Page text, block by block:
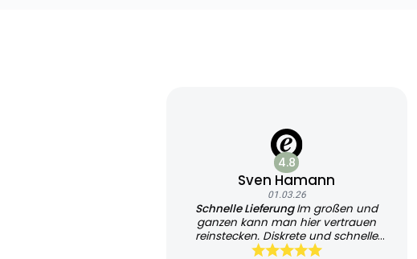
4.8
Sven Hamann
01.03.26
Schnelle LieferungIm großen und
ganzen kann man hier vertrauen
reinstecken. Diskrete und schnelle
Lieferung